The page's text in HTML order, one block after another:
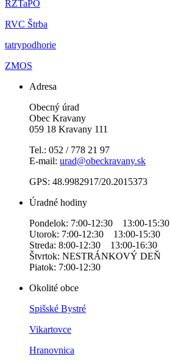
RZTaPO
RVC Štrba
tatrypodhorie
ZMOS
Adresa
Obecný úrad
Obec Kravany
059 18 Kravany 111
Tel.: 052 / 778 21 97
E-mail: urad@obeckravany.sk
GPS: 48.9982917/20.2015373
Úradné hodiny
Pondelok: 7:00-12:30 13:00-15:30
Utorok: 7:00-12:30 13:00-15:30
Streda: 8:00-12:30 13:00-16:30
Štvrtok: NESTRÁNKOVÝ DEŇ
Piatok: 7:00-12:30
Okolité obce
Spišské Bystré
Vikartovce
Hranovnica